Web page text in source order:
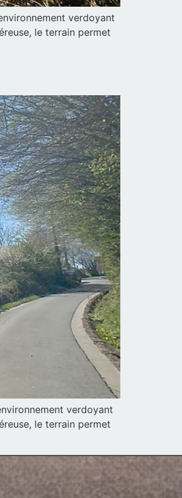
verdoyant
le terrain permet
verdoyant
le terrain permet